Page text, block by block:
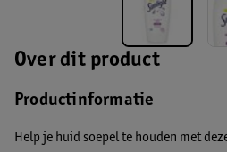
Over dit product
Productinformatie
Help je huid soepel te houden met